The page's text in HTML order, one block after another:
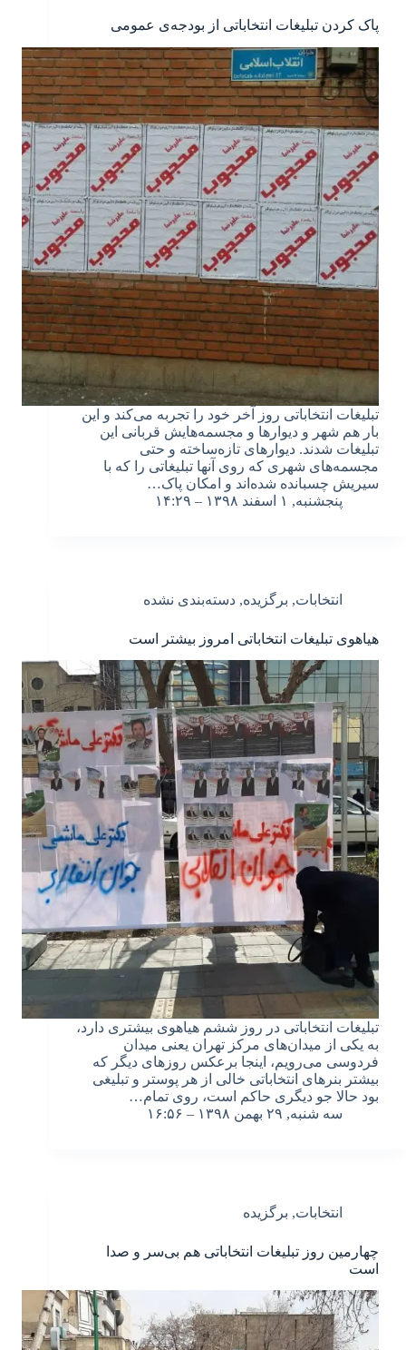
پاک کردن تبلیغات انتخاباتی از بودجه‌ی عمومی
تبلیغات انتخاباتی روز آخر خود را تجربه می‌کند و این
بار هم شهر و دیوارها و مجسمه‌هایش قربانی این
تبلیغات شدند. دیوارهای تازه‌ساخته و حتی
مجسمه‌های شهری که روی آنها تبلیغاتی را که با
سیریش چسبانده شده‌اند و امکان پاک…
پنجشنبه, ۱ اسفند ۱۳۹۸ – ۱۴:۲۹
انتخابات, برگزیده, دسته‌بندی نشده
هیاهوی تبلیغات انتخاباتی امروز بیشتر است
تبلیغات انتخاباتی در روز ششم هیاهوی بیشتری دارد،
به یکی از میدان‌های مرکز تهران یعنی میدان
فردوسی می‌رویم، اینجا برعکس روزهای دیگر که
بیشتر بنرهای انتخاباتی خالی از هر پوستر و تبلیغی
بود حالا جو دیگری حاکم است، روی تمام…
سه شنبه, ۲۹ بهمن ۱۳۹۸ – ۱۶:۵۶
انتخابات, برگزیده
چهارمین روز تبلیغات انتخاباتی هم بی‌سر و صدا
است